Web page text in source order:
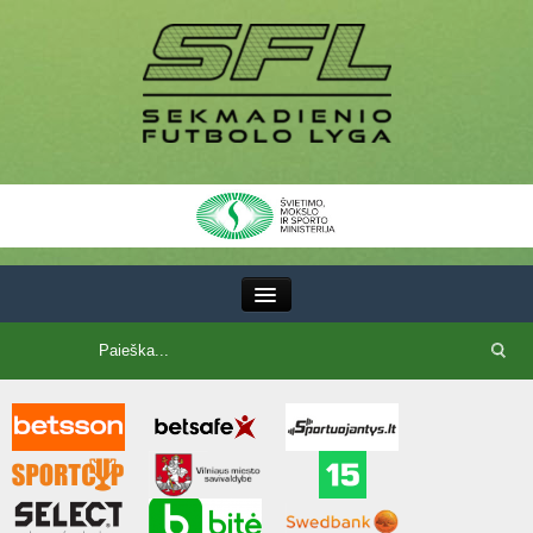
SFL taurė
7x7 CUP